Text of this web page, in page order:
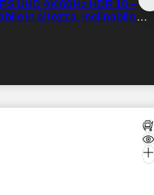
UHD 4K 60Hz HDR 10 –
in altezza, inclinabile e
A – VESA 100×100